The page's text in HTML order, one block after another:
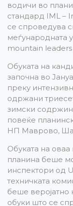
водичи во
стандард IML –
се спроведува
меѓународната
mountain leaders
Обуката на
започна во
преку
одржани
зимски
повеќе
НП Маврово,
Обуката на
планина беше
инспектори од
техничката
беше веројатно
обуки што се